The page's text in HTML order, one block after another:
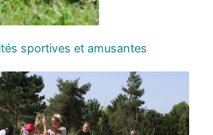
sportives et amusantes